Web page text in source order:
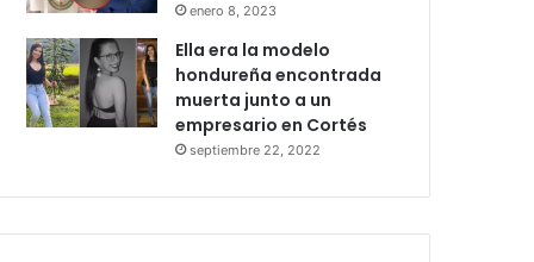
enero 8, 2023
Ella era la modelo
hondureña encontrada
muerta junto a un
empresario en Cortés
septiembre 22, 2022